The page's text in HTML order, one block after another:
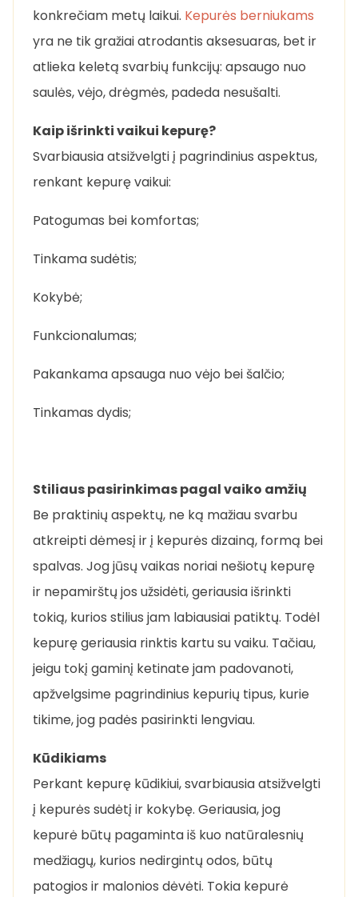
konkrečiam metų laikui. Kepurės berniukams
yra ne tik gražiai atrodantis aksesuaras, bet ir
atlieka keletą svarbių funkcijų: apsaugo nuo
saulės, vėjo, drėgmės, padeda nesušalti.
Kaip išrinkti vaikui kepurę?
Svarbiausia atsižvelgti į pagrindinius aspektus,
renkant kepurę vaikui:
Patogumas bei komfortas;
Tinkama sudėtis;
Kokybė;
Funkcionalumas;
Pakankama apsauga nuo vėjo bei šalčio;
Tinkamas dydis;
Stiliaus pasirinkimas pagal vaiko amžių
Be praktinių aspektų, ne ką mažiau svarbu
atkreipti dėmesį ir į kepurės dizainą, formą bei
spalvas. Jog jūsų vaikas noriai nešiotų kepurę
ir nepamirštų jos užsidėti, geriausia išrinkti
tokią, kurios stilius jam labiausiai patiktų. Todėl
kepurę geriausia rinktis kartu su vaiku. Tačiau,
jeigu tokį gaminį ketinate jam padovanoti,
apžvelgsime pagrindinius kepurių tipus, kurie
tikime, jog padės pasirinkti lengviau.
Kūdikiams
Perkant kepurę kūdikiui, svarbiausia atsižvelgti
į kepurės sudėtį ir kokybę. Geriausia, jog
kepurė būtų pagaminta iš kuo natūralesnių
medžiagų, kurios nedirgintų odos, būtų
patogios ir malonios dėvėti. Tokia kepurė